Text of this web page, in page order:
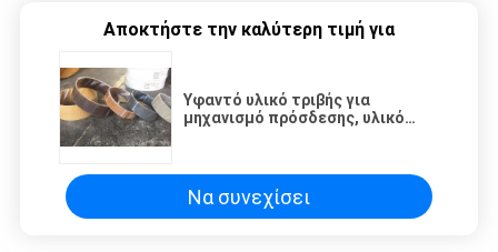
Αποκτήστε την καλύτερη τιμή για
Υφαντό υλικό τριβής για
μηχανισμό πρόσδεσης, υλικό
Να συνεχίσει